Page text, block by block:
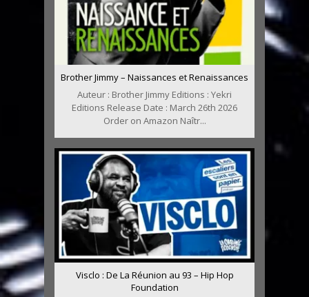
Brother Jimmy – Naissances et Renaissances
Auteur : Brother Jimmy Editions : Yekri
Editions Release Date : March 26th 2026
Order on Amazon Naîtr...
Visclo : De La Réunion au 93 – Hip Hop
Foundation